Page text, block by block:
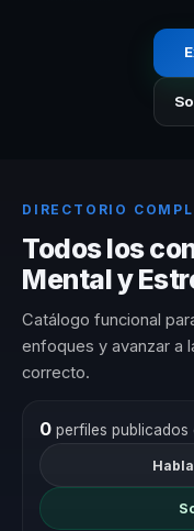
DIRECTORIO
Todos los
Mental y
Catálogo funcional
enfoques y avanzar a
correcto.
0perfiles publicados